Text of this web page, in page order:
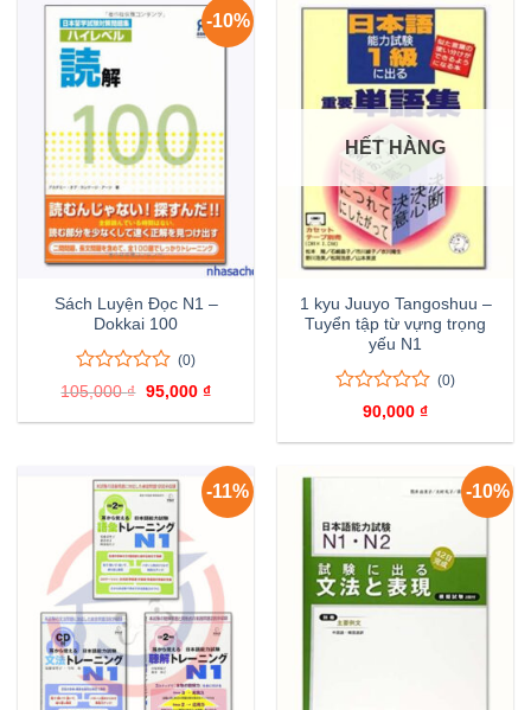
giá
65,000 ₫.
giá
81,000
-10%
Sách Luyện Đọc N1 –
Dokkai 100
0
trên
5
0
(0)
105,000₫ Giá
là:
95,000 ₫Giá
tại
HẾT HÀNG
1 kyu Juuyo Tangoshuu –
Tuyển tập từ vựng trọng
yếu N1
5
(0)
90,000 ₫
-11% -10%